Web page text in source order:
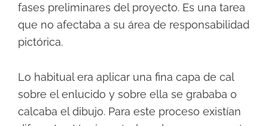
fases preliminares del proyecto. Es una tarea
que no afectaba a su área de responsabilidad
pictórica.
Lo habitual era aplicar una fina capa de cal
sobre el enlucido y sobre ella se grababa o
calcaba el dibujo. Para este proceso existían